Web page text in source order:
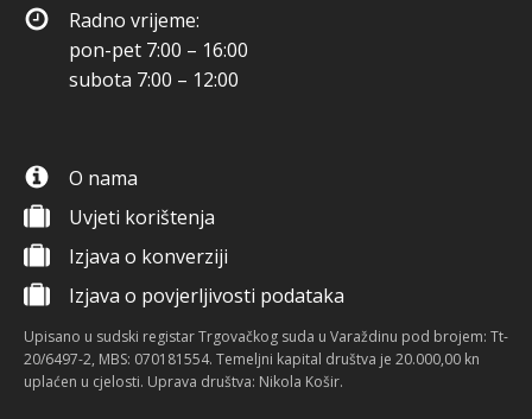
Radno vrijeme:
pon-pet 7:00 – 16:00
subota 7:00 – 12:00
O nama
Uvjeti korištenja
Izjava o konverziji
Izjava o povjerljivosti podataka
Upisano u sudski registar Trgovačkog suda u Varaždinu pod brojem: Tt-
20/6497-2, MBS: 070181554. Temeljni kapital društva je 20.000,00 kn
uplaćen u cjelosti. Uprava društva: Nikola Košir.